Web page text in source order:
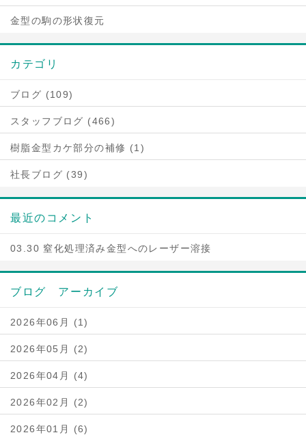
金型の駒の形状復元
カテゴリ
ブログ (109)
スタッフブログ (466)
樹脂金型カケ部分の補修 (1)
社長ブログ (39)
最近のコメント
03.30 窒化処理済み金型へのレーザー溶接
ブログ アーカイブ
2026年06月 (1)
2026年05月 (2)
2026年04月 (4)
2026年02月 (2)
2026年01月 (6)